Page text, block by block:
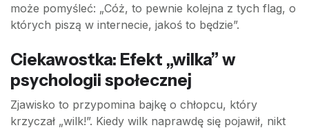
może pomyśleć: „Cóż, to pewnie kolejna z tych flag, o
których piszą w internecie, jakoś to będzie”.
Ciekawostka: Efekt „wilka” w
psychologii społecznej
Zjawisko to przypomina bajkę o chłopcu, który
krzyczał „wilk!”. Kiedy wilk naprawdę się pojawił, nikt